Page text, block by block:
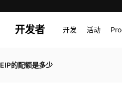
开发者 开发 活动
EIP的配额是多少